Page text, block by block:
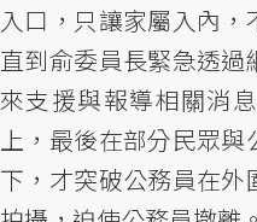
入口，只讓家屬入內，
直到俞委員長緊急透
來支援與報導相關消
上，最後在部分民眾
下，才突破公務員在